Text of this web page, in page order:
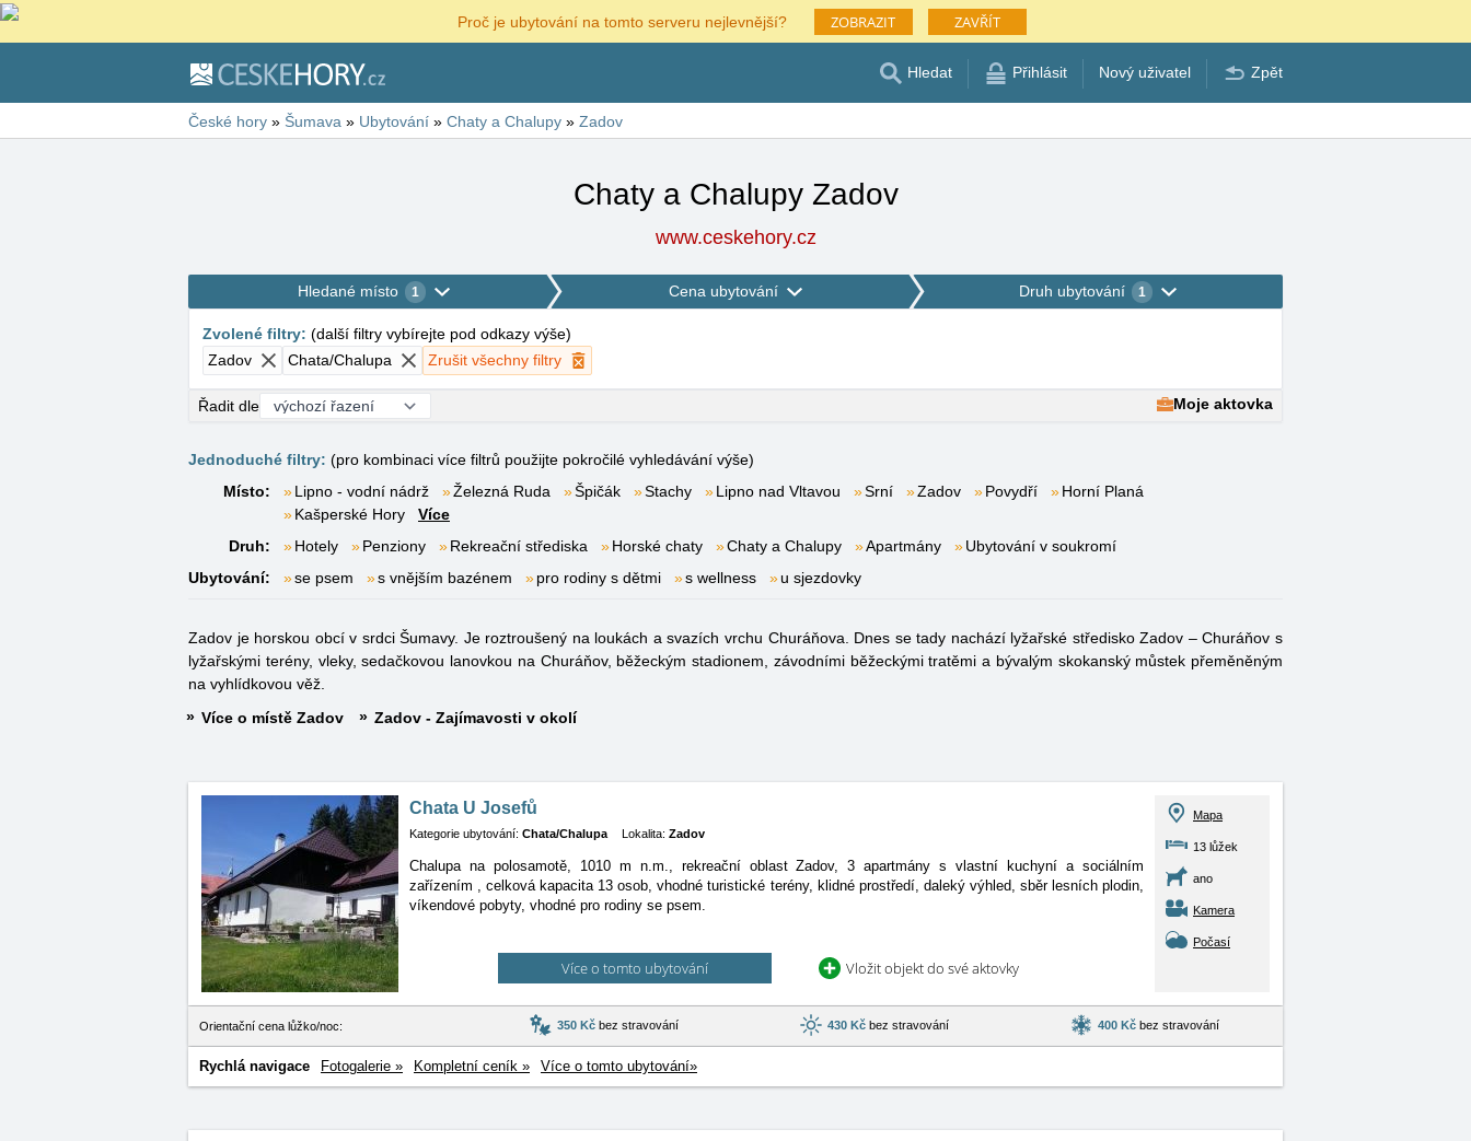
Proč je ubytování na tomto serveru nejlevnější? ZOBRAZIT ZAVŘÍT
Hledat Přihlásit Nový uživatel Zpět
České hory » Šumava » Ubytování » Chaty a Chalupy » Zadov
Chaty a Chalupy Zadov
www.ceskehory.cz
Hledané místo 1 Cena ubytování Druh ubytování 1
Zvolené filtry: (další filtry vybírejte pod odkazy výše)
Zadov
Chata/Chalupa Zrušit všechny filtry
Řadit dle Moje aktovka
Jednoduché filtry: (pro kombinaci více filtrů použijte pokročilé vyhledávání výše)
Místo:
Lipno - vodní nádrž Železná Ruda Špičák Stachy Lipno nad Vltavou Srní Zadov Povydří
Horní Planá
Kašperské Hory
Více
Druh:
Hotely Penziony Rekreační střediska Horské chaty Chaty a Chalupy Apartmány
Ubytování v soukromí
Ubytování:
se psem s vnějším bazénem pro rodiny s dětmi s wellness u sjezdovky
Zadov je horskou obcí v srdci Šumavy. Je roztroušený na loukách a svazích vrchu Churáňova. Dnes se tady nachází lyžařské středisko Zadov – Churáňov s
lyžařskými terény, vleky, sedačkovou lanovkou na Churáňov, běžeckým stadionem, závodními běžeckými tratěmi a bývalým skokanský můstek přeměněným
na vyhlídkovou věž.
Více o místě Zadov
Zadov - Zajímavosti v okolí
Chata U Josefů
Kategorie ubytování: Chata/Chalupa Lokalita: Zadov
Chalupa na polosamotě, 1010 m n.m., rekreační oblast Zadov, 3 apartmány s vlastní kuchyní a sociálním
zařízením , celková kapacita 13 osob, vhodné turistické terény, klidné prostředí, daleký výhled, sběr lesních plodin,
víkendové pobyty, vhodné pro rodiny se psem.
Více o tomto ubytování Vložit objekt do své aktovky
Mapa
13 lůžek
ano
Kamera
Počasí
Orientační cena lůžko/noc: 350 Kčbez stravování 430 Kčbez stravování 400 Kčbez stravování
Rychlá navigace Fotogalerie » Kompletní ceník » Více o tomto ubytování»